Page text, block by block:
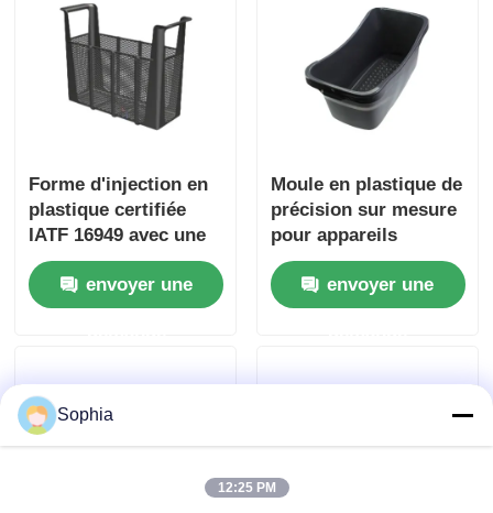
Forme d'injection en
plastique certifiée
IATF 16949 avec une
durée de vie de 1
million de
moisissures et un
appareils
électroménagers
envoyer une
Moule en plastique de
précision sur mesure
pour appareils
électroménagers à
longue durée de vie
envoyer une
Sophia
12:25 PM